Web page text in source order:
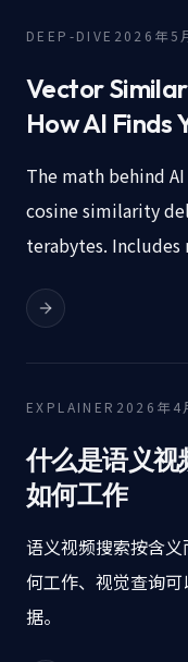
DEEP-DIVE 2026年5
Vector
How AI Finds
The math behind
cosine similarity
terabytes. Includes
EXPLAINER 2026年4
什么是语义视
如何工作
语义视频搜索按含
何工作、视觉查询
据。